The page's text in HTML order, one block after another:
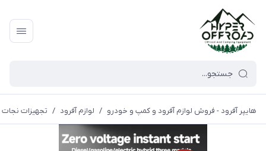
هایپر آفرود - فروش لوازم آفرود و کمپ و خودرو / لوازم آفرود / تجهیزات